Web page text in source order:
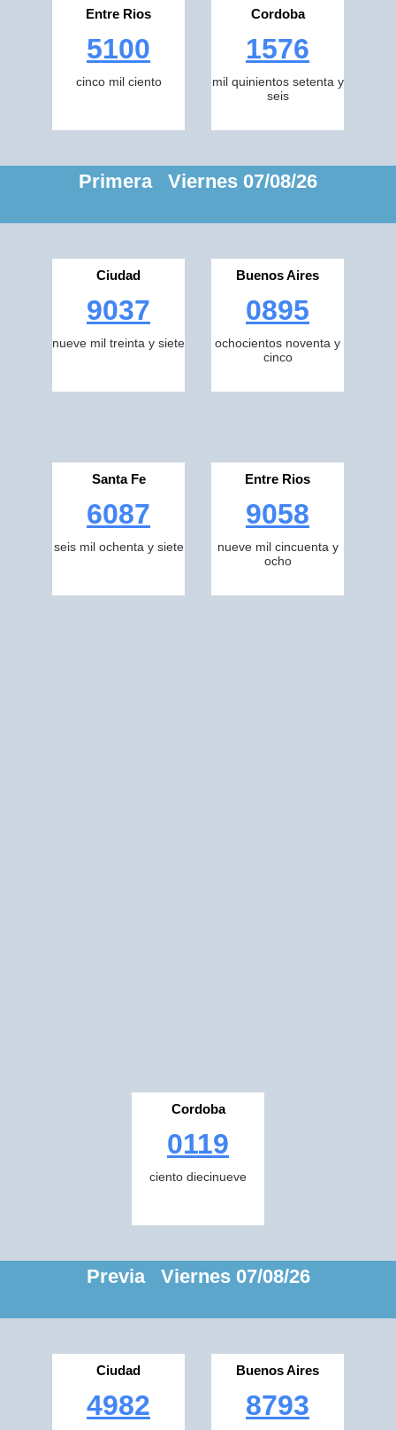
Entre Rios
5100
cinco mil ciento
Cordoba
1576
mil quinientos setenta y
seis
Primera Viernes 07/08/26
Ciudad
9037
nueve mil treinta y siete
Buenos Aires
0895
ochocientos noventa y
cinco
Santa Fe
6087
seis mil ochenta y siete
Entre Rios
9058
nueve mil cincuenta y
ocho
Cordoba
0119
ciento diecinueve
Previa Viernes 07/08/26
Ciudad
4982
Buenos Aires
8793